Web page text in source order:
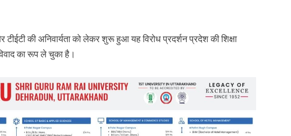
टीईटी की अनिवार्यता को लेकर शुरू हुआ यह विरोध प्रदर्शन प्रदेश की शिक्षा
का रूप ले चुका है।